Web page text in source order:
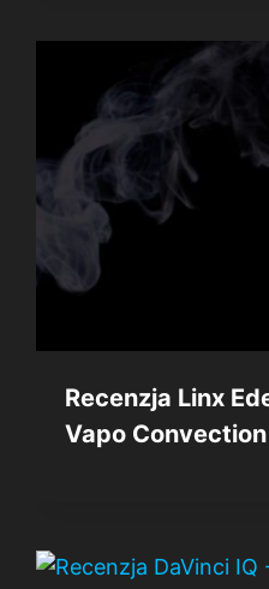
Recenzja Linx
Vapo